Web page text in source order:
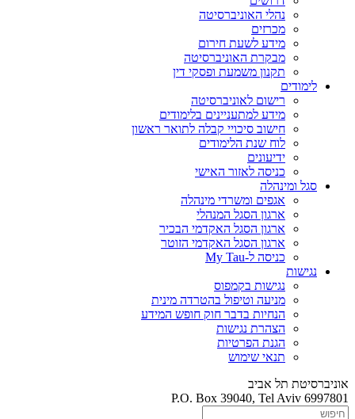
נהלי האוניברסיטה
מכרזים
מידע לשעת חירום
מבקרת האוניברסיטה
תקנון משמעת ופסקי דין
לימודים
רישום לאוניברסיטה
מידע למתעניינים בלימודים
חישוב סיכויי קבלה לתואר ראשון
לוח שנת הלימודים
ידיעונים
כניסה לאזור האישי
סגל ומינהלה
אגפים ומשרדי מינהלה
ארגון הסגל המנהלי
ארגון הסגל האקדמי הבכיר
ארגון הסגל האקדמי הזוטר
כניסה ל-My Tau
נגישות
נגישות בקמפוס
מניעה וטיפול בהטרדה מינית
הנחיות בדבר חוק חופש המידע
הצהרת נגישות
הגנת הפרטיות
תנאי שימוש
אוניברסיטת תל אביב
P.O. Box 39040, Tel Aviv 6997801